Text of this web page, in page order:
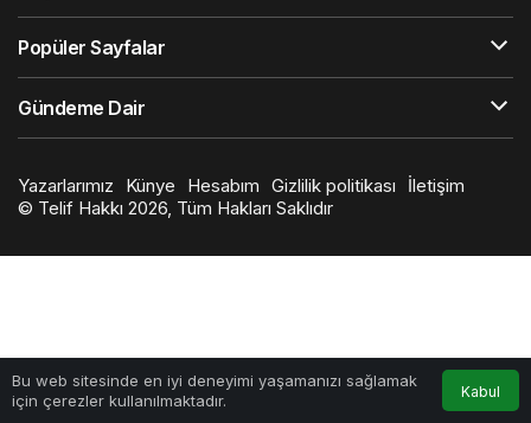
Bu web sitesinde en iyi deneyimi yaşamanızı sağlamak
için çerezler kullanılmaktadır.
Kabul
Anasayfa Hesabım
Popüler Sayfalar
Gündeme Dair
Yazarlarımız Künye Hesabım Gizlilik politikası
İletişim
© Telif Hakkı 2026, Tüm Hakları Saklıdır